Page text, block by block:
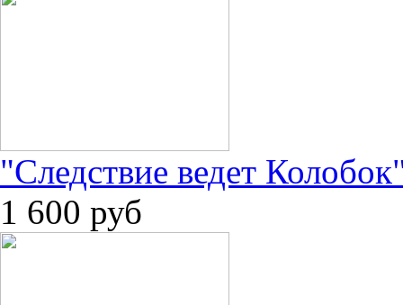
"Следствие ведет
1 600 руб